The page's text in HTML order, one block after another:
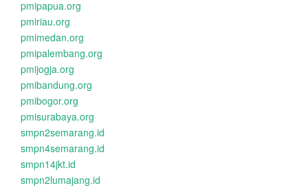
pmipapua.org
pmiriau.org
pmimedan.org
pmipalembang.org
pmijogja.org
pmibandung.org
pmibogor.org
pmisurabaya.org
smpn2semarang.id
smpn4semarang.id
smpn14jkt.id
smpn2lumajang.id